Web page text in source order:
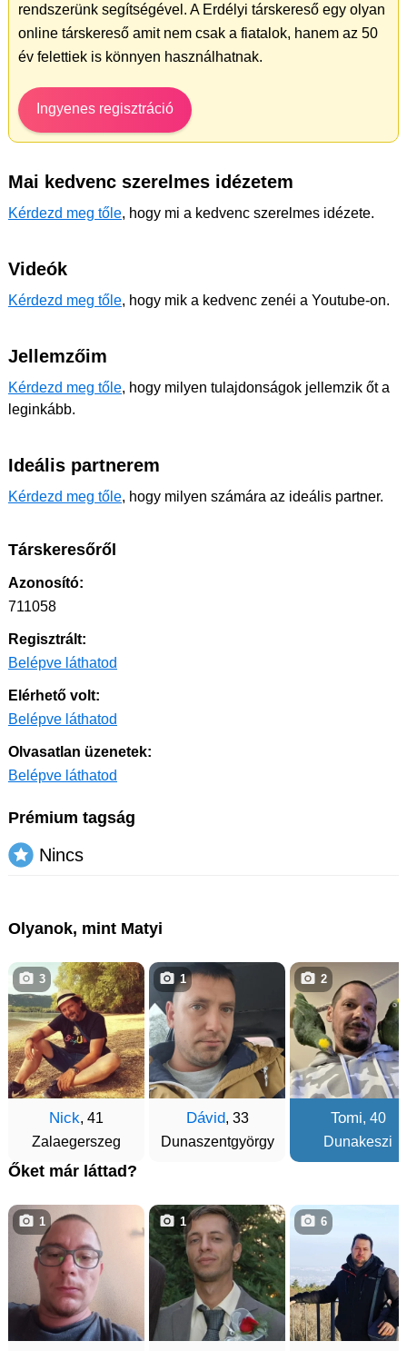
rendszerünk segítségével. A Erdélyi társkereső egy olyan
online társkereső amit nem csak a fiatalok, hanem az 50
év felettiek is könnyen használhatnak.
Ingyenes regisztráció
Mai kedvenc szerelmes idézetem
Kérdezd meg tőle, hogy mi a kedvenc szerelmes idézete.
Videók
Kérdezd meg tőle, hogy mik a kedvenc zenéi a Youtube-on.
Jellemzőim
Kérdezd meg tőle, hogy milyen tulajdonságok jellemzik őt a
leginkább.
Ideális partnerem
Kérdezd meg tőle, hogy milyen számára az ideális partner.
Társkeresőről
Azonosító:
711058
Regisztrált:
Belépve láthatod
Elérhető volt:
Belépve láthatod
Olvasatlan üzenetek:
Belépve láthatod
Prémium tagság
Nincs
Olyanok, mint Matyi
Nick, 41
Zalaegerszeg
3
Dávid, 33
Dunaszentgyörgy
1
Tomi, 40
Dunakeszi
2
Őket már láttad?
1 1 6